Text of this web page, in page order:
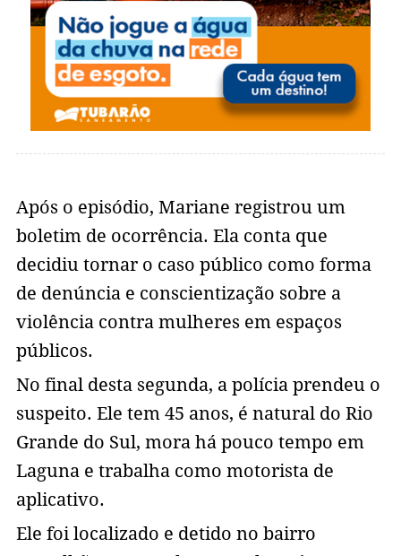
Após o episódio, Mariane registrou um
boletim de ocorrência. Ela conta que
decidiu tornar o caso público como forma
de denúncia e conscientização sobre a
violência contra mulheres em espaços
públicos.
No final desta segunda, a polícia prendeu o
suspeito. Ele tem 45 anos, é natural do Rio
Grande do Sul, mora há pouco tempo em
Laguna e trabalha como motorista de
aplicativo.
Ele foi localizado e detido no bairro